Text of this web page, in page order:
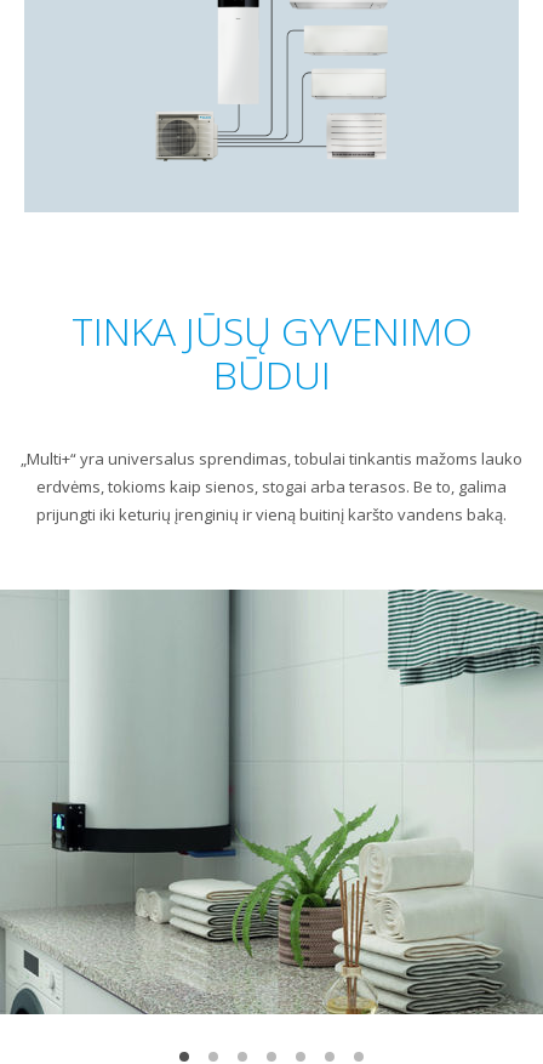
TINKA JŪSŲ GYVENIMO
BŪDUI
„Multi+“ yra universalus sprendimas, tobulai tinkantis mažoms lauko
erdvėms, tokioms kaip sienos, stogai arba terasos. Be to, galima
prijungti iki keturių įrenginių ir vieną buitinį karšto vandens baką.